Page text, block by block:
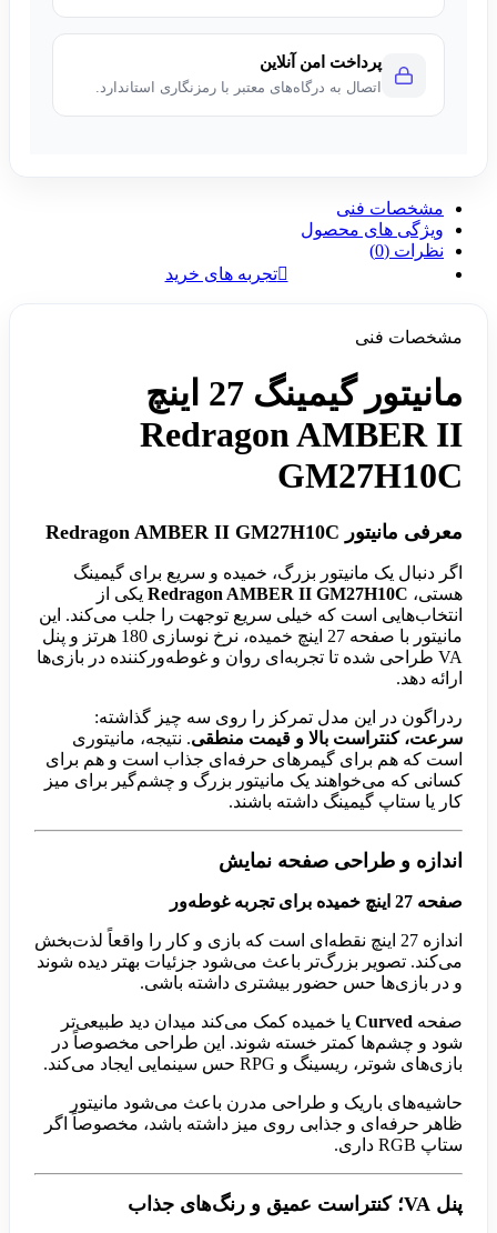
پرداخت امن آنلاین
اتصال به درگاه‌های معتبر با رمزنگاری استاندارد.
مشخصات فنی
ویژگی های محصول
نظرات (0)
تجربه های خرید
مشخصات فنی
مانیتور گیمینگ 27 اینچ
Redragon AMBER II
GM27H10C
معرفی مانیتور Redragon AMBER II GM27H10C
اگر دنبال یک مانیتور بزرگ، خمیده و سریع برای گیمینگ
هستی، Redragon AMBER II GM27H10C یکی از
انتخاب‌هایی است که خیلی سریع توجهت را جلب می‌کند. این
مانیتور با صفحه 27 اینچ خمیده، نرخ نوسازی 180 هرتز و پنل
VA طراحی شده تا تجربه‌ای روان و غوطه‌ورکننده در بازی‌ها
ارائه دهد.
ردراگون در این مدل تمرکز را روی سه چیز گذاشته:
سرعت، کنتراست بالا و قیمت منطقی. نتیجه، مانیتوری
است که هم برای گیمرهای حرفه‌ای جذاب است و هم برای
کسانی که می‌خواهند یک مانیتور بزرگ و چشم‌گیر برای میز
کار یا ستاپ گیمینگ داشته باشند.
اندازه و طراحی صفحه نمایش
صفحه 27 اینچ خمیده برای تجربه غوطه‌ور
اندازه 27 اینچ نقطه‌ای است که بازی و کار را واقعاً لذت‌بخش
می‌کند. تصویر بزرگ‌تر باعث می‌شود جزئیات بهتر دیده شوند
و در بازی‌ها حس حضور بیشتری داشته باشی.
صفحه Curved یا خمیده کمک می‌کند میدان دید طبیعی‌تر
شود و چشم‌ها کمتر خسته شوند. این طراحی مخصوصاً در
بازی‌های شوتر، ریسینگ و RPG حس سینمایی ایجاد می‌کند.
حاشیه‌های باریک و طراحی مدرن باعث می‌شود مانیتور
ظاهر حرفه‌ای و جذابی روی میز داشته باشد، مخصوصاً اگر
ستاپ RGB داری.
پنل VA؛ کنتراست عمیق و رنگ‌های جذاب